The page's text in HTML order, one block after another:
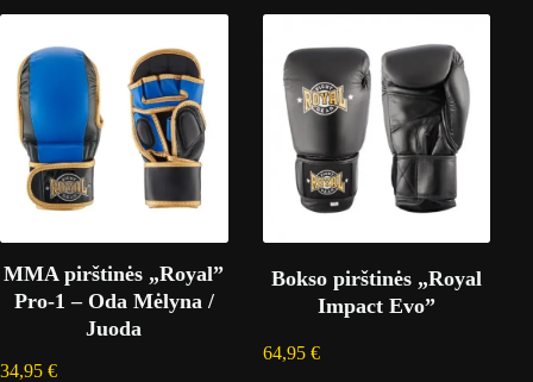
MMA pirštinės „Royal”
Pro-1 – Oda Mėlyna /
Juoda
34,95 €
Bokso pirštinės „Royal
Impact Evo”
64,95 €